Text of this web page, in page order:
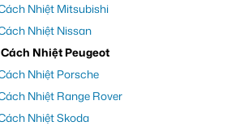
Nhiệt Mitsubishi
Nhiệt Nissan
Nhiệt Peugeot
Nhiệt Porsche
Nhiệt Range Rover
Nhiệt Skoda